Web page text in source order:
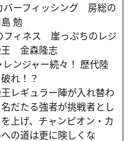
バーフィッシング 房総の
勉
フィネス 崖っぷちのレジ
王 金森隆志
レンジャー続々！ 歴代陸
れ！？
レギュラー陣が入れ替わ
だたる強者が挑戦者とし
上げ、チャンピオン・カ
の道は更に険しくな